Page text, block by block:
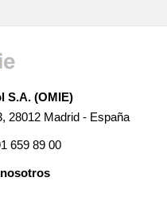
S.A. (OMIE)
28012 Madrid - España
659 89 00